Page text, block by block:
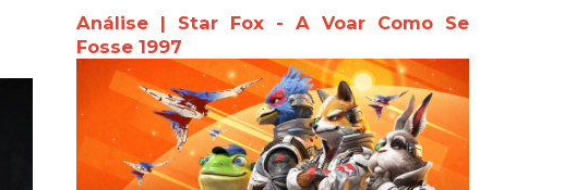
Análise | Star Fox - A Voar Como Se
Fosse 1997